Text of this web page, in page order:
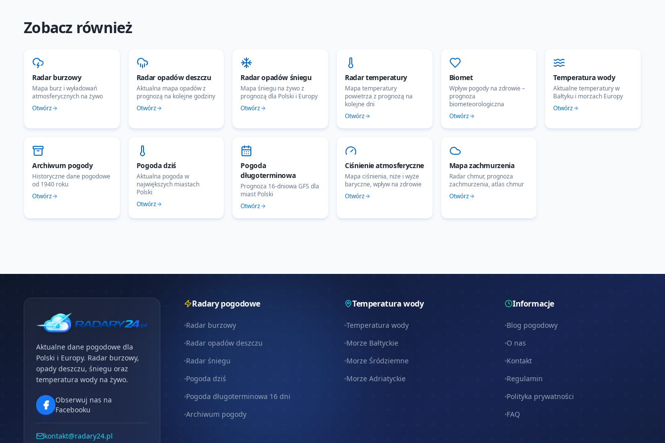
Zobacz również
Radar burzowy
Mapa burz i wyładowań
atmosferycznych na żywo
Otwórz
Radar opadów deszczu
Aktualna mapa opadów z
prognozą na kolejne godziny
Otwórz
Radar opadów śniegu
Mapa śniegu na żywo z
prognozą dla Polski i Europy
Otwórz
Radar temperatury
Mapa temperatury
powietrza z prognozą na
kolejne dni
Otwórz
Biomet
Wpływ pogody na zdrowie –
prognoza
biometeorologiczna
Otwórz
Temperatura wody
Aktualne temperatury w
Bałtyku i morzach Europy
Otwórz
Archiwum pogody
Historyczne dane pogodowe
od 1940 roku
Otwórz
Pogoda dziś
Aktualna pogoda w
największych miastach
Polski
Otwórz
Pogoda
długoterminowa
Prognoza 16-dniowa GFS dla
miast Polski
Otwórz
Ciśnienie atmosferyczne
Mapa ciśnienia, niże i wyże
baryczne, wpływ na zdrowie
Otwórz
Mapa zachmurzenia
Radar chmur, prognoza
zachmurzenia, atlas chmur
Otwórz
Aktualne dane pogodowe dla
Polski i Europy. Radar burzowy,
opady deszczu, śniegu oraz
temperatura wody na żywo.
Obserwuj nas na
Facebooku
kontakt@radary24.pl
Radary pogodowe
Radar burzowy
Radar opadów deszczu
Radar śniegu
Pogoda dziś
Pogoda długoterminowa 16 dni
Archiwum pogody
Temperatura wody
Temperatura wody
Morze Bałtyckie
Morze Śródziemne
Morze Adriatyckie
Informacje
Blog pogodowy
O nas
Kontakt
Regulamin
Polityka prywatności
FAQ